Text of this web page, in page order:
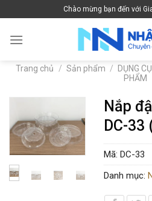
to
content
Chào mừng bạn đến với
Trang chủ / Sản phẩm / DỤNG
PHẨM
Nắp
DC-
Mã: DC-33
Danh mục: